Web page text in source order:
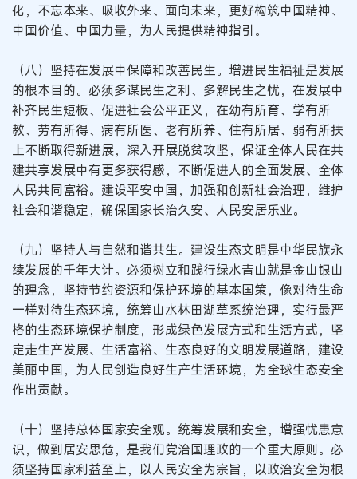
化，不忘本来、吸收外来、面向未来，更好构筑中国精神、
中国价值、中国力量，为人民提供精神指引。
（八）坚持在发展中保障和改善民生。增进民生福祉是发展
的根本目的。必须多谋民生之利、多解民生之忧，在发展中
补齐民生短板、促进社会公平正义，在幼有所育、学有所
教、劳有所得、病有所医、老有所养、住有所居、弱有所扶
上不断取得新进展，深入开展脱贫攻坚，保证全体人民在共
建共享发展中有更多获得感，不断促进人的全面发展、全体
人民共同富裕。建设平安中国，加强和创新社会治理，维护
社会和谐稳定，确保国家长治久安、人民安居乐业。
（九）坚持人与自然和谐共生。建设生态文明是中华民族永
续发展的千年大计。必须树立和践行绿水青山就是金山银山
的理念，坚持节约资源和保护环境的基本国策，像对待生命
一样对待生态环境，统筹山水林田湖草系统治理，实行最严
格的生态环境保护制度，形成绿色发展方式和生活方式，坚
定走生产发展、生活富裕、生态良好的文明发展道路，建设
美丽中国，为人民创造良好生产生活环境，为全球生态安全
作出贡献。
（十）坚持总体国家安全观。统筹发展和安全，增强忧患意
识，做到居安思危，是我们党治国理政的一个重大原则。必
须坚持国家利益至上，以人民安全为宗旨，以政治安全为根